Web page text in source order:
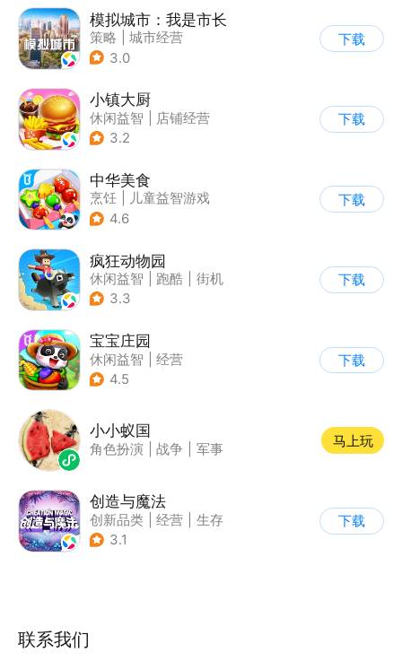
模拟城市：我是市长
策略
城市经营
| 模拟城市
3.0
下载
小镇大厨
休闲益智
店铺经营
| 美食
3.2
下载
中华美食
烹饪
儿童益智游戏
4.6
下载
疯狂动物园
休闲益智 跑酷
街机
| 像素风
3.3
下载
宝宝庄园
休闲益智
经营
| 田园生活
4.5
下载
小小蚁国
角色扮演 战争 军事
马上玩
创造与魔法
创新品类 经营
生存
| 开放世界
3.1
下载
联系我们